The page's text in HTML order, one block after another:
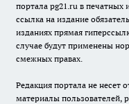
портала pg21.ru в печатных
ссылка на издание
изданиях прямая
случае будут применены
смежных правах.
Редакция портала не несет
материалы пользователей,